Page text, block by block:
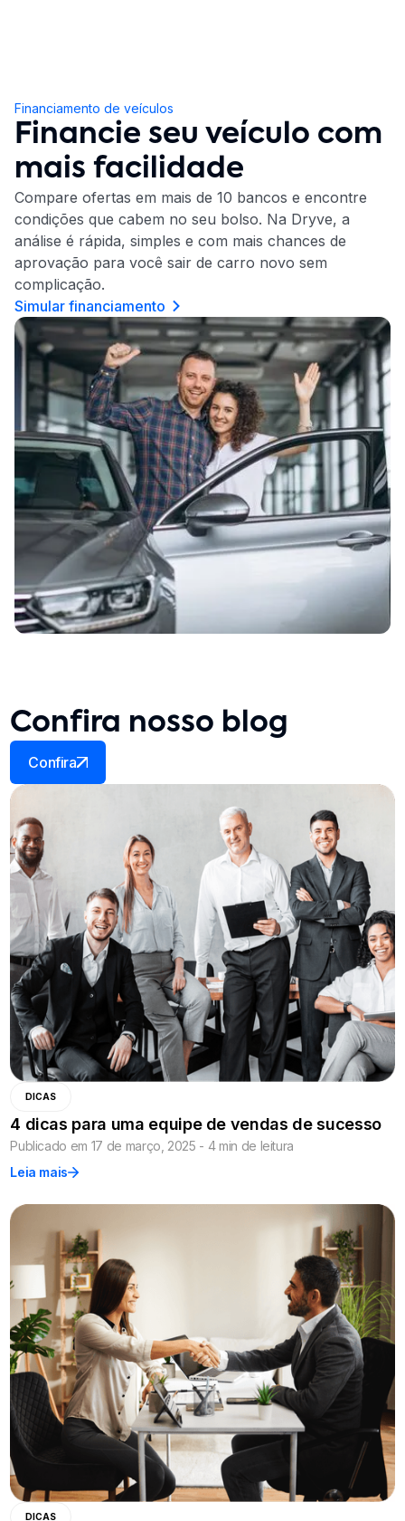
Financiamento de veículos
Financie seu veículo com
mais facilidade
Compare ofertas em mais de 10 bancos e encontre
condições que cabem no seu bolso. Na Dryve, a
análise é rápida, simples e com mais chances de
aprovação para você sair de carro novo sem
complicação.
Simular financiamento
Confira nosso blog
Confira
DICAS
4 dicas para uma equipe de vendas de sucesso
Publicado em 17 de março, 2025 - 4 min de leitura
Leia mais
DICAS